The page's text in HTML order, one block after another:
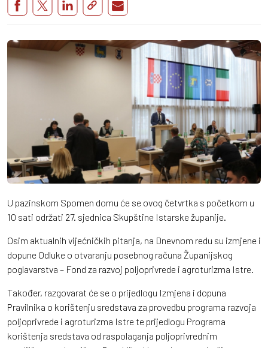
U pazinskom Spomen domu će se ovog četvrtka s početkom u
10 sati održati 27. sjednica Skupštine Istarske županije.
Osim aktualnih vijećničkih pitanja, na Dnevnom redu su izmjene i
dopune Odluke o otvaranju posebnog računa Županijskog
poglavarstva – Fond za razvoj poljoprivrede i agroturizma Istre.
Također, razgovarat će se o prijedlogu Izmjena i dopuna
Pravilnika o korištenju sredstava za provedbu programa razvoja
poljoprivrede i agroturizma Istre te prijedlogu Programa
korištenja sredstava od raspolaganja poljoprivrednim